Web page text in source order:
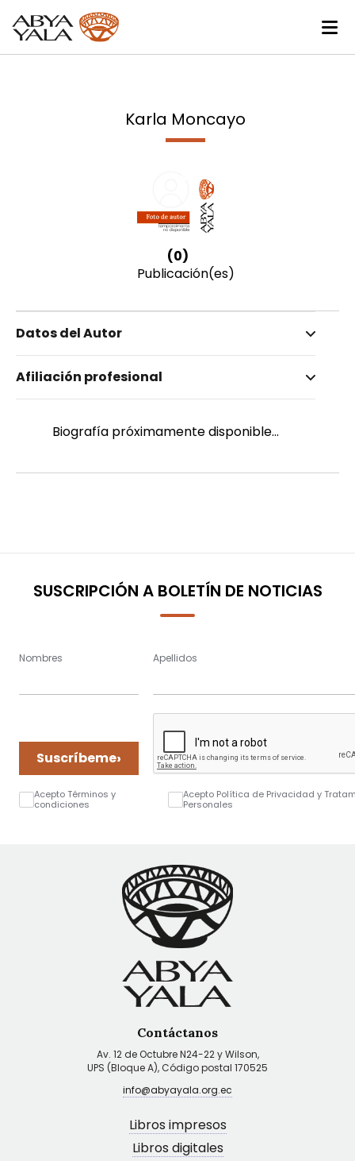
Karla Moncayo
(0)
Publicación(es)
Datos del Autor
Moncayo, Karla
Femenino
Afiliación profesional
Biografía próximamente disponible...
SUSCRIPCIÓN A BOLETÍN DE NOTICIAS
Nombres Apellidos
Suscríbeme›
Acepto Términos y
condiciones
Acepto Política de Privacidad y
Personales
Contáctanos
Av. 12 de Octubre N24-22 y Wilson,
UPS (Bloque A), Código postal 170525
info@abyayala.org.ec
Libros impresos
Libros digitales